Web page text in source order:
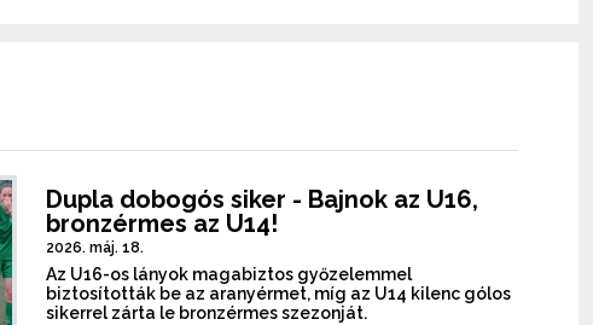
Dupla dobogós siker - Bajnok az U16,
bronzérmes az U14!
2026. máj. 18.
Az U16-os lányok magabiztos győzelemmel
biztosították be az aranyérmet, míg az U14 kilenc gólos
sikerrel zárta le bronzérmes szezonját.